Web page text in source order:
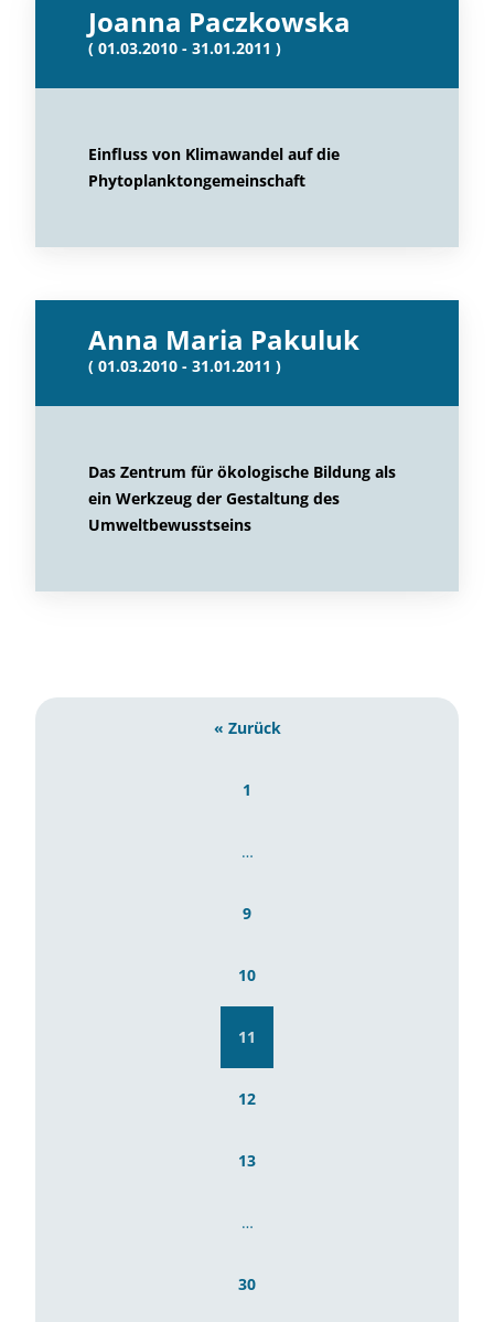
Joanna Paczkowska
( 01.03.2010 - 31.01.2011 )
Einfluss von Klimawandel auf die
Phytoplanktongemeinschaft
Anna Maria Pakuluk
( 01.03.2010 - 31.01.2011 )
Das Zentrum für ökologische Bildung als
ein Werkzeug der Gestaltung des
Umweltbewusstseins
« Zurück
1
…
9
10
11
12
13
…
30